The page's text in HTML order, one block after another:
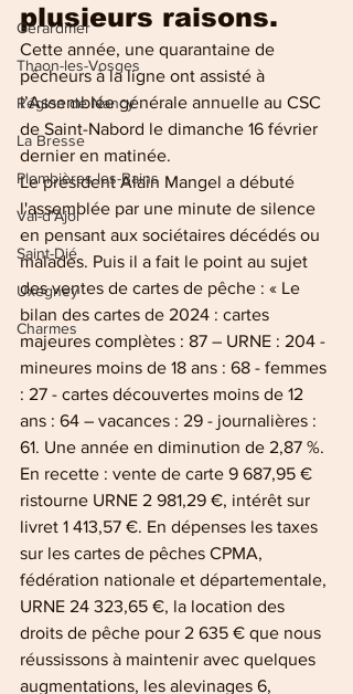
Gérardmer
Thaon-les-Vosges
Région de Nancy
La Bresse
Plombières-les-Bains
Val-d'Ajol
Saint-Dié
Uxegney
Charmes
plusieurs raisons.
Cette année, une quarantaine de
pêcheurs à la ligne ont assisté à
l’Assemblée générale annuelle au CSC
de Saint-Nabord le dimanche 16 février
dernier en matinée.
Le président Alain Mangel a débuté
l'assemblée par une minute de silence
en pensant aux sociétaires décédés ou
malades. Puis il a fait le point au sujet
des ventes de cartes de pêche : « Le
bilan des cartes de 2024 : cartes
majeures complètes : 87 – URNE : 204 -
mineures moins de 18 ans : 68 - femmes
: 27 - cartes découvertes moins de 12
ans : 64 – vacances : 29 - journalières :
61. Une année en diminution de 2,87 %.
En recette : vente de carte 9 687,95 €
ristourne URNE 2 981,29 €, intérêt sur
livret 1 413,57 €. En dépenses les taxes
sur les cartes de pêches CPMA,
fédération nationale et départementale,
URNE 24 323,65 €, la location des
droits de pêche pour 2 635 € que nous
réussissons à maintenir avec quelques
augmentations, les alevinages 6,